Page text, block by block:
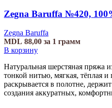
Zegna Baruffa №420,
Zegna Baruffa
MDL 88,00 за 1 грамм
В корзину
Натуральная шерстяная пряжа
тонкой нитью, мягкая, тёплая
раскрывается в полотне,
создания аккуратных,